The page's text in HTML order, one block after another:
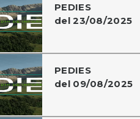
PEDIES
del 23/08/2025
PEDIES
del 09/08/2025